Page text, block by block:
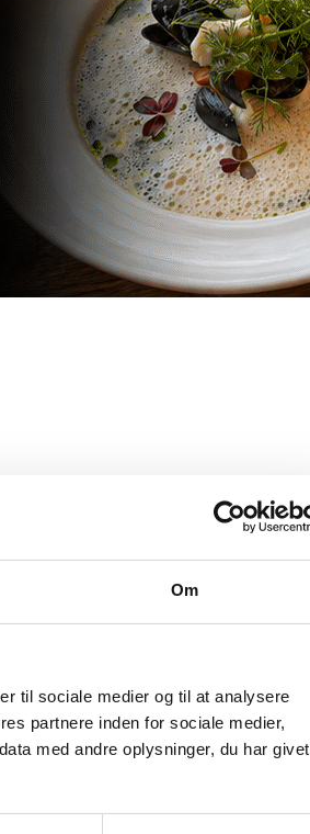
Om
til sociale medier og til at analysere
partnere inden for sociale medier,
med andre oplysninger, du har givet